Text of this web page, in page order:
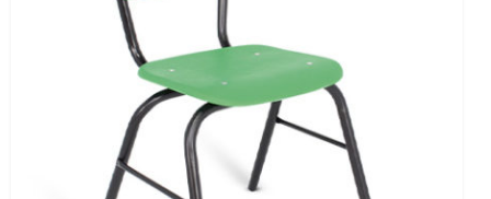
elegir
en
página
de
producto